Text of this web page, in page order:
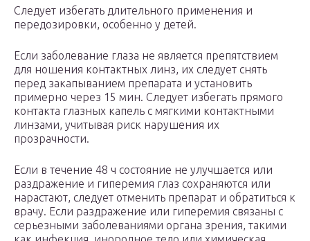
Следует избегать длительного применения и
передозировки, особенно у детей.
Если заболевание глаза не является препятствием
для ношения контактных линз, их следует снять
перед закапыванием препарата и установить
примерно через 15 мин. Следует избегать прямого
контакта глазных капель с мягкими контактными
линзами, учитывая риск нарушения их
прозрачности.
Если в течение 48 ч состояние не улучшается или
раздражение и гиперемия глаз сохраняются или
нарастают, следует отменить препарат и обратиться к
врачу. Если раздражение или гиперемия связаны с
серьезными заболеваниями органа зрения, такими